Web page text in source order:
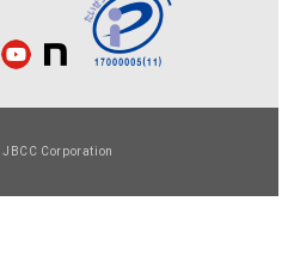
Corporation